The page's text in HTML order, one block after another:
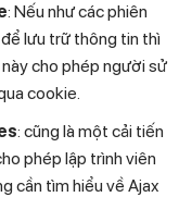
: Nếu như các phiên
lưu trữ thông tin thì
cho phép người sử
cookie.
: cũng là một cải tiến
phép lập trình viên
cần tìm hiểu về Ajax